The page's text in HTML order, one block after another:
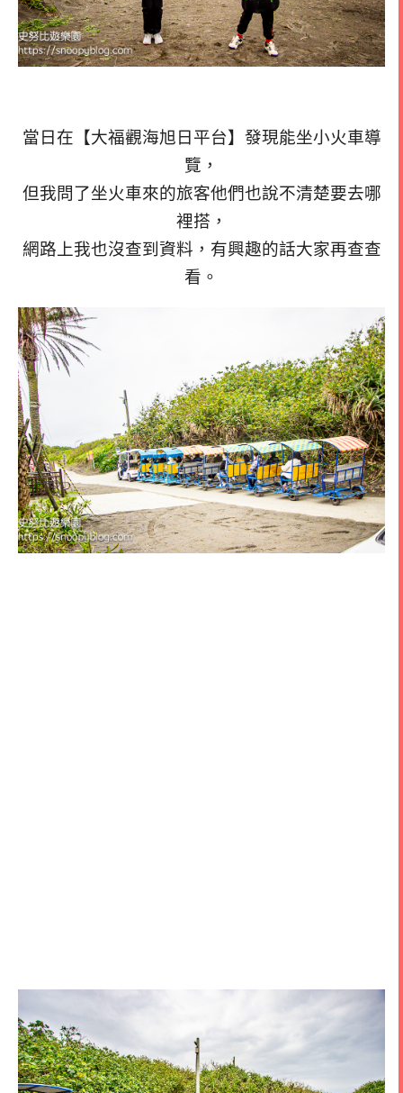
當日在【大福觀海旭日平台】發現能坐小火車導
覽，
但我問了坐火車來的旅客他們也說不清楚要去哪
裡搭，
網路上我也沒查到資料，有興趣的話大家再查查
看。